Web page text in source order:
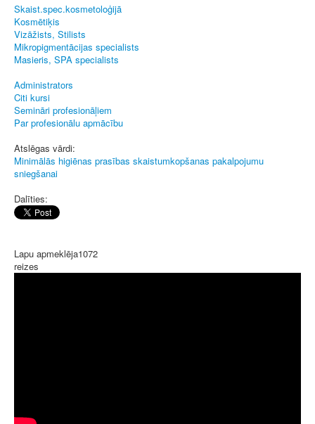
Skaist.spec.kosmetoloģijā
Kosmētiķis
Vizāžists, Stilists
Mikropigmentācijas specialists
Masieris, SPA specialists
Administrators
Citi kursi
Semināri profesionāļiem
Par profesionālu apmācību
Atslēgas vārdi:
Minimālās higiēnas prasības skaistumkopšanas pakalpojumu
sniegšanai
Dalīties:
Lapu apmeklēja1072
reizes